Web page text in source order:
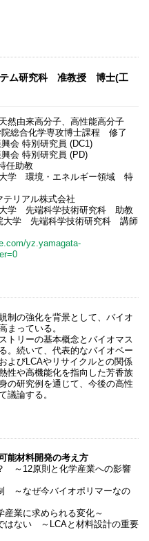
ム研究科 准教授 博士(工
然由来高分子、高性能高分子
総合化学専攻博士課程 修了
会 特別研究員 (DC1)
会 特別研究員 (PD)
任助教
学 環境・エネルギー領域 特
リアル株式会社
学 先端科学技術研究科 助教
大学 先端科学技術研究科 講師
yz.yamagata-
制の強化を背景として、バイオ
まっている。
トリーの基本概念とバイオマス
。続いて、代表的なバイオベー
よびLCAやリサイクルとの関係
性や高機能化を指向した芳香族
の研究例を通じて、今後の高性
議論する。
能材料開発の考え方
～12原則と化学産業への影響
～なぜ今バイオポリマーなの
業に求められる変化～
はない ～LCAと材料設計の重要